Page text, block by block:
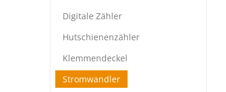
Digitale Zähler
Hutschienenzähler
Klemmendeckel
Stromwandler